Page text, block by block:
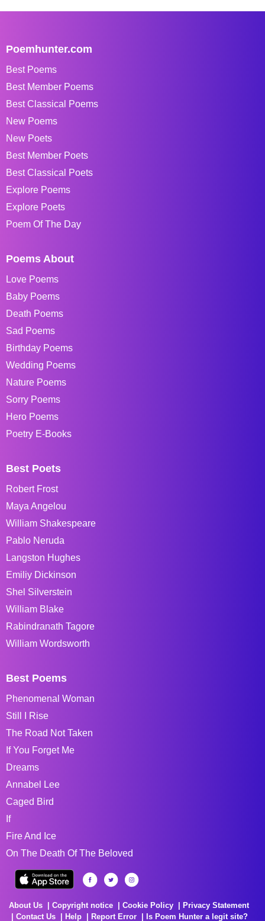
Poemhunter.com
Best Poems
Best Member Poems
Best Classical Poems
New Poems
New Poets
Best Member Poets
Best Classical Poets
Explore Poems
Explore Poets
Poem Of The Day
Poems About
Love Poems
Baby Poems
Death Poems
Sad Poems
Birthday Poems
Wedding Poems
Nature Poems
Sorry Poems
Hero Poems
Poetry E-Books
Best Poets
Robert Frost
Maya Angelou
William Shakespeare
Pablo Neruda
Langston Hughes
Emiliy Dickinson
Shel Silverstein
William Blake
Rabindranath Tagore
William Wordsworth
Best Poems
Phenomenal Woman
Still I Rise
The Road Not Taken
If You Forget Me
Dreams
Annabel Lee
Caged Bird
If
Fire And Ice
On The Death Of The Beloved
About Us Copyright notice Cookie Policy
Privacy Statement
Contact Us
Help Report Error Is Poem Hunter a legit site?